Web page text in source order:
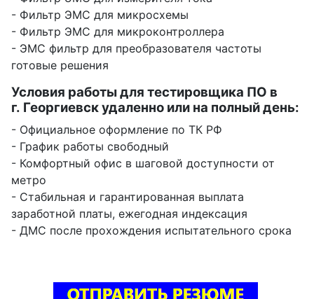
- Фильтр ЭМС для микросхемы
- Фильтр ЭМС для микроконтроллера
- ЭМС фильтр для преобразователя частоты
готовые решения
Условия работы для тестировщика ПО в
г. Георгиевск удаленно или на полный день:
- Официальное оформление по ТК РФ
- График работы свободный
- Комфортный офис в шаговой доступности от
метро
- Стабильная и гарантированная выплата
заработной платы, ежегодная индексация
- ДМС после прохождения испытательного срока